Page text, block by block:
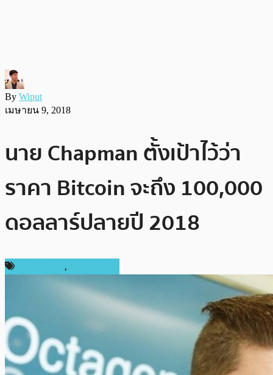
By Wiput
เมษายน 9, 2018
นาย Chapman ตั้งเป้าไว้ว่า
ราคา Bitcoin จะถึง 100,000
ดอลลาร์ปลายปี 2018
,